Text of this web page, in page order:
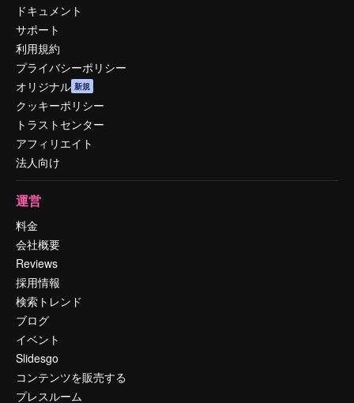
ドキュメント
サポート
利用規約
プライバシーポリシー
オリジナル 新規
クッキーポリシー
トラストセンター
アフィリエイト
法人向け
運営
料金
会社概要
Reviews
採用情報
検索トレンド
ブログ
イベント
Slidesgo
コンテンツを販売する
プレスルーム